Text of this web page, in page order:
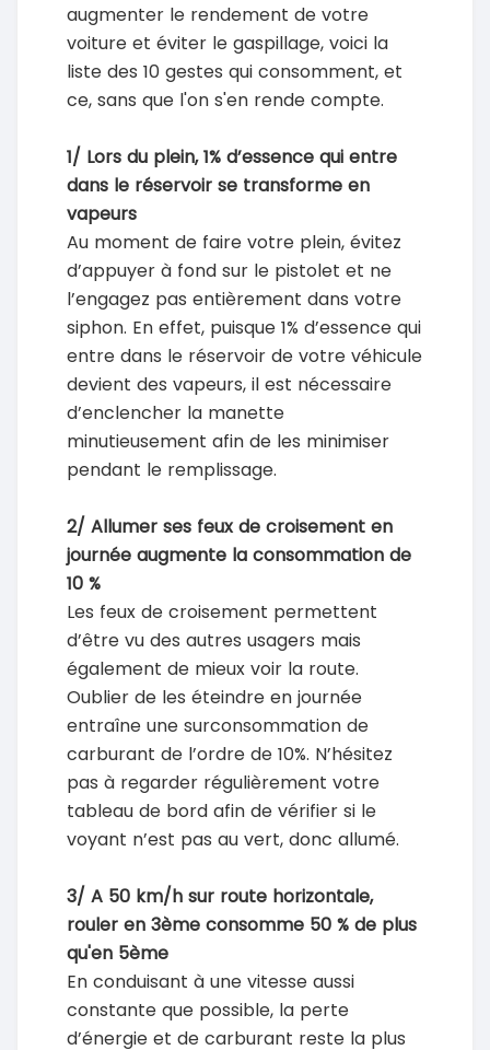
augmenter le rendement de votre
voiture et éviter le gaspillage, voici la
liste des 10 gestes qui consomment, et
ce, sans que l'on s'en rende compte.
1/ Lors du plein, 1% d’essence qui entre
dans le réservoir se transforme en
vapeurs
Au moment de faire votre plein, évitez
d’appuyer à fond sur le pistolet et ne
l’engagez pas entièrement dans votre
siphon. En effet, puisque 1% d’essence qui
entre dans le réservoir de votre véhicule
devient des vapeurs, il est nécessaire
d’enclencher la manette
minutieusement afin de les minimiser
pendant le remplissage.
2/ Allumer ses feux de croisement en
journée augmente la consommation de
10 %
Les feux de croisement permettent
d’être vu des autres usagers mais
également de mieux voir la route.
Oublier de les éteindre en journée
entraîne une surconsommation de
carburant de l’ordre de 10%. N’hésitez
pas à regarder régulièrement votre
tableau de bord afin de vérifier si le
voyant n’est pas au vert, donc allumé.
3/ A 50 km/h sur route horizontale,
rouler en 3ème consomme 50 % de plus
qu'en 5ème
En conduisant à une vitesse aussi
constante que possible, la perte
d’énergie et de carburant reste la plus